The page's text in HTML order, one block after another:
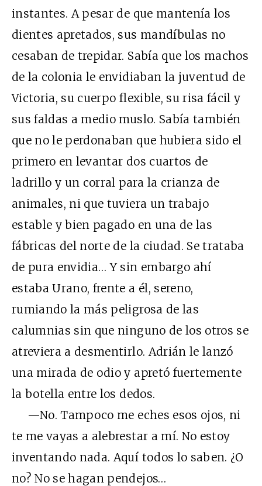
instantes. A pesar de que mantenía los
dientes apretados, sus mandíbulas no
cesaban de trepidar. Sabía que los machos
de la colonia le envidiaban la juventud de
Victoria, su cuerpo flexible, su risa fácil y
sus faldas a medio muslo. Sabía también
que no le perdonaban que hubiera sido el
primero en levantar dos cuartos de
ladrillo y un corral para la crianza de
animales, ni que tuviera un trabajo
estable y bien pagado en una de las
fábricas del norte de la ciudad. Se trataba
de pura envidia… Y sin embargo ahí
estaba Urano, frente a él, sereno,
rumiando la más peligrosa de las
calumnias sin que ninguno de los otros se
atreviera a desmentirlo. Adrián le lanzó
una mirada de odio y apretó fuertemente
la botella entre los dedos.
—No. Tampoco me eches esos ojos, ni
te me vayas a alebrestar a mí. No estoy
inventando nada. Aquí todos lo saben. ¿O
no? No se hagan pendejos…